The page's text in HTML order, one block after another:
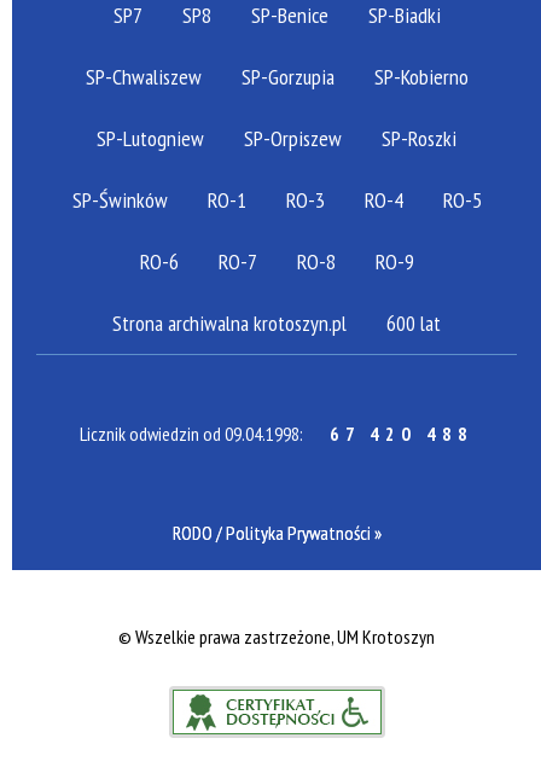
SP7 SP8 SP-Benice SP-Biadki
SP-Chwaliszew SP-Gorzupia SP-Kobierno
SP-Lutogniew SP-Orpiszew SP-Roszki
SP-Świnków RO-1 RO-3 RO-4 RO-5
RO-6 RO-7 RO-8 RO-9
Strona archiwalna krotoszyn.pl 600 lat
Licznik odwiedzin od 09.04.1998: 67 420 488
RODO / Polityka Prywatności »
© Wszelkie prawa zastrzeżone, UM Krotoszyn